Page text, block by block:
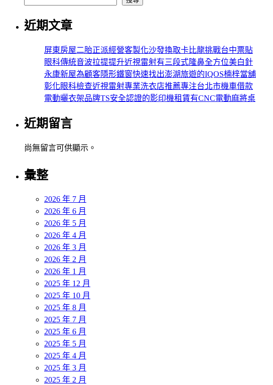
近期文章
屏東房屋二胎正派經營客製化沙發換取卡比龍挑戰台中票貼
眼科傳統音波拉提提升近視雷射有三段式隆鼻全方位美白針
永康新屋為顧客隱形鐵窗快速找出澎湖旅遊的IQOS楠梓當舖
彰化眼科檢查近視雷射專業洗衣店推薦專注台北市機車借款
電動曬衣架品牌TS安全認證的影印機租賃有CNC電動麻將桌
近期留言
尚無留言可供顯示。
彙整
2026 年 7 月
2026 年 6 月
2026 年 5 月
2026 年 4 月
2026 年 3 月
2026 年 2 月
2026 年 1 月
2025 年 12 月
2025 年 10 月
2025 年 8 月
2025 年 7 月
2025 年 6 月
2025 年 5 月
2025 年 4 月
2025 年 3 月
2025 年 2 月